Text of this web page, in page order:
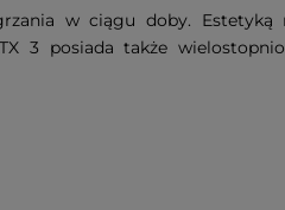
w ciągu doby. Estetyką
3 posiada także